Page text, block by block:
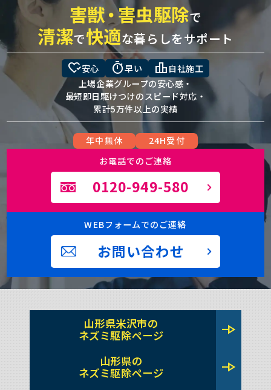
害獣・害虫駆除で
清潔で快適な暮らしをサポート
heart_check安心 timer早い leaderboard 自社施工
上場企業グループの安心感・
最短即日駆けつけのスピード対応・
累計5万件以上の実績
年中無休
24H受付
お電話でのご連絡
0120-949-580
WEBフォームでのご連絡
お問い合わせ
山形県米沢市の
ネズミ駆除ページ
line_end_arrow
山形県の
ネズミ駆除ページ
line_end_arrow